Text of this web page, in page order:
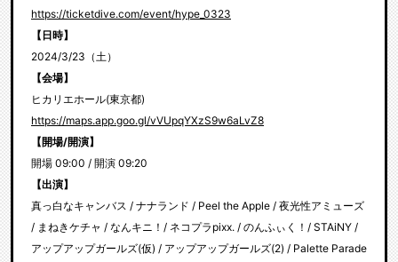
https://ticketdive.com/event/hype_0323
【日時】
2024/3/23（土）
【会場】
ヒカリエホール(東京都)
https://maps.app.goo.gl/vVUpqYXzS9w6aLvZ8
【開場/開演】
開場 09:00 / 開演 09:20
【出演】
真っ白なキャンバス / ナナランド / Peel the Apple / 夜光性アミューズ
/ まねきケチャ / なんキニ！/ ネコプラpixx. / のんふぃく！/ STAiNY /
アップアップガールズ(仮) / アップアップガールズ(2) / Palette Parade